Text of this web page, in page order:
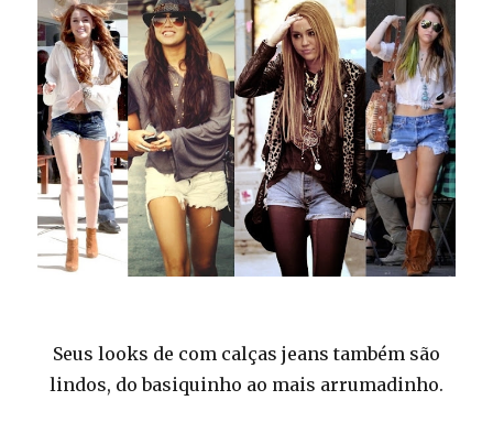
Seus looks de com calças jeans também são
lindos, do basiquinho ao mais arrumadinho.